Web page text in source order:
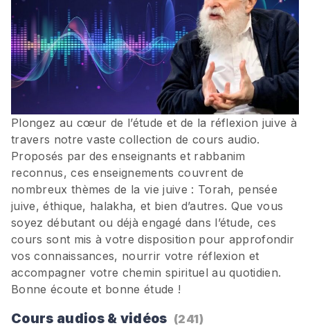
Plongez au cœur de l’étude et de la réflexion juive à
travers notre vaste collection de cours audio.
Proposés par des enseignants et rabbanim
reconnus, ces enseignements couvrent de
nombreux thèmes de la vie juive : Torah, pensée
juive, éthique, halakha, et bien d’autres. Que vous
soyez débutant ou déjà engagé dans l’étude, ces
cours sont mis à votre disposition pour approfondir
vos connaissances, nourrir votre réflexion et
accompagner votre chemin spirituel au quotidien.
Bonne écoute et bonne étude !
Cours audios & vidéos (241)